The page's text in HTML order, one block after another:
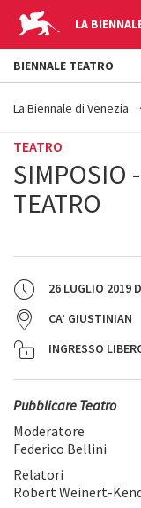
LA
YOUR
ARE
La Biennale di Venezia
TEATRO
SIMPOSIO
TEATRO
26 LUGLIO 2019
CA’ GIUSTINIAN
INGRESSO
Pubblicare Teatro
Moderatore
Federico Bellini
Relatori
Robert Weinert-
BIENNALE TEATRO